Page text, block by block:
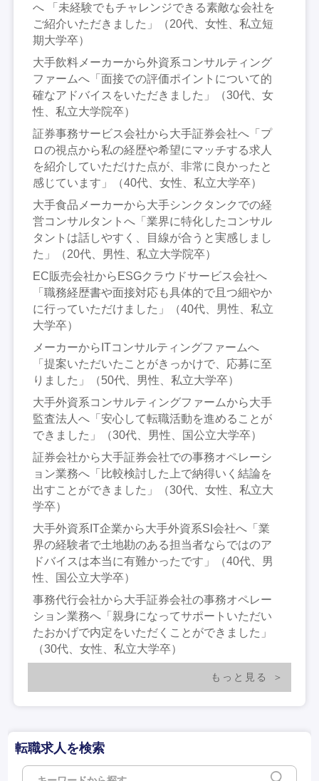
へ 「未経験でもチャレンジできる素敵な会社を
ご紹介いただきました」（20代、女性、私立短
期大学卒）
大手飲料メーカーから外資系コンサルティング
ファームへ「面接での評価ポイントについて的
確なアドバイスをいただきました」（30代、女
性、私立大学院卒）
証券事務サービス会社から大手証券会社へ「プ
ロの視点から私の経歴や希望にマッチする求人
を紹介していただけた点が、非常に良かったと
感じています」（40代、女性、私立大学卒）
大手食品メーカーから大手シンクタンクでの経
営コンサルタントへ「業界に特化したコンサル
タントは話しやすく、目線が合うと実感しまし
た」（20代、男性、私立大学院卒）
EC販売会社からESGクラウドサービス会社へ
「職務経歴書や面接対応も具体的で且つ細やか
に行っていただけました」（40代、男性、私立
大学卒）
メーカーからITコンサルティングファームへ
「提案いただいたことがきっかけで、応募に至
りました」（50代、男性、私立大学卒）
大手外資系コンサルティングファームから大手
監査法人へ「安心して転職活動を進めることが
できました」（30代、男性、国公立大学卒）
証券会社から大手証券会社での事務オペレーシ
ョン業務へ「比較検討した上で納得いく結論を
出すことができました」（30代、女性、私立大
学卒）
大手外資系IT企業から大手外資系SI会社へ「業
界の経験者で土地勘のある担当者ならではのア
ドバイスは本当に有難かったです」（40代、男
性、国公立大学卒）
事務代行会社から大手証券会社の事務オペレー
ション業務へ「親身になってサポートいただい
たおかげで内定をいただくことができました」
（30代、女性、私立大学卒）
もっと見る
転職求人を検索